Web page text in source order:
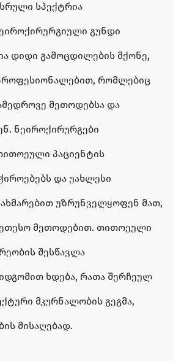
სპექტრია
გუნდი
დიდი გამოცდილების მქონე,
პროფესიონალებით, რომლებიც
მეთოდებსა და
ნეიროქირურგები
პაციენტის
და უახლესი
უზრუნველყოფენ მათ,
მეთოდებით. თითოეული
შესწავლა
ხდება, რათა შერჩეულ
მკურნალობის გეგმა,
მისაღებად.